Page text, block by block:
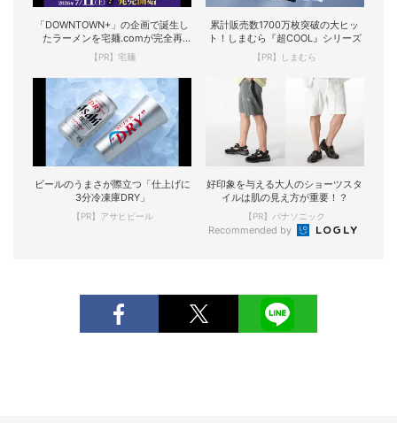
「DOWNTOWN+」の企画で誕生し
たラーメンを宅麺.comが完全再
現！
【PR】宅麺
累計販売数1700万枚突破の大ヒッ
ト！しまむら『超COOL』シリーズ
【PR】しまむら
ビールのうまさが際立つ「仕上げに
3分冷凍庫DRY」
【PR】アサヒビール
好印象を与える大人のショーツスタ
イルは肌の見え方が重要！？
【PR】パナソニック
Recommended by